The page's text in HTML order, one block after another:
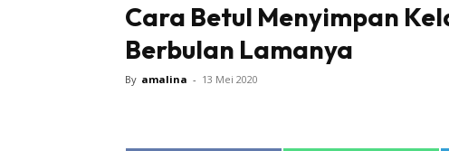
Cara Betul Menyimpan
Berbulan Lamanya
By amalina - 13 Mei 2020